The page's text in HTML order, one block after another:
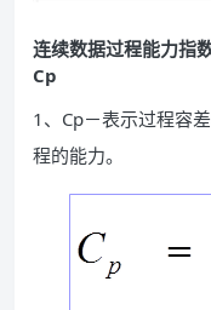
连续数据过程能力指
Cp
1、Cp－表示过程容
程的能力。